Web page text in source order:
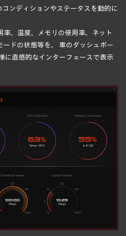
コンディションやステータスを動的に
率、温度、メモリの使用率、ネット
ードの状態等を、 車のダッシュボー
に直感的なインターフェースで表示